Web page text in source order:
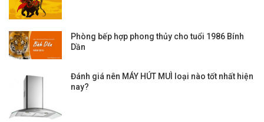
Phòng bếp hợp phong thủy cho tuổi 1986 Bính
Dần
Đánh giá nên MÁY HÚT MUÌ loại nào tốt nhất hiện
nay?